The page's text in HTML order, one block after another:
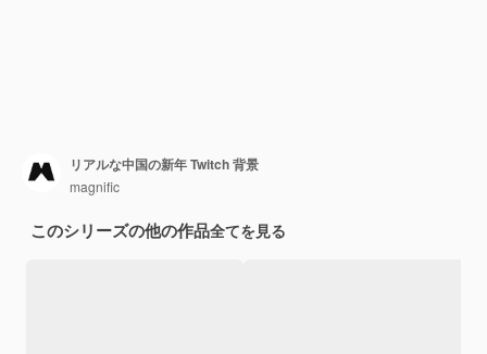
リアルな中国の新年 Twitch 背景
magnific
このシリーズの他の作品全てを見る